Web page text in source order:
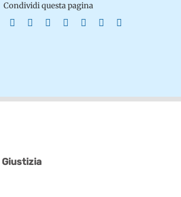
Condividi questa pagina
Reddit LinkedInWhatsApp
TumblrPinterest